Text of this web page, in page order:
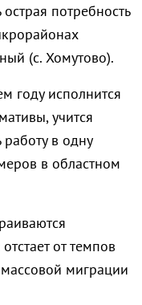
потребность
(с. Хомутово).
году исполнится
учится
в одну
в областном
от темпов
массовой миграции